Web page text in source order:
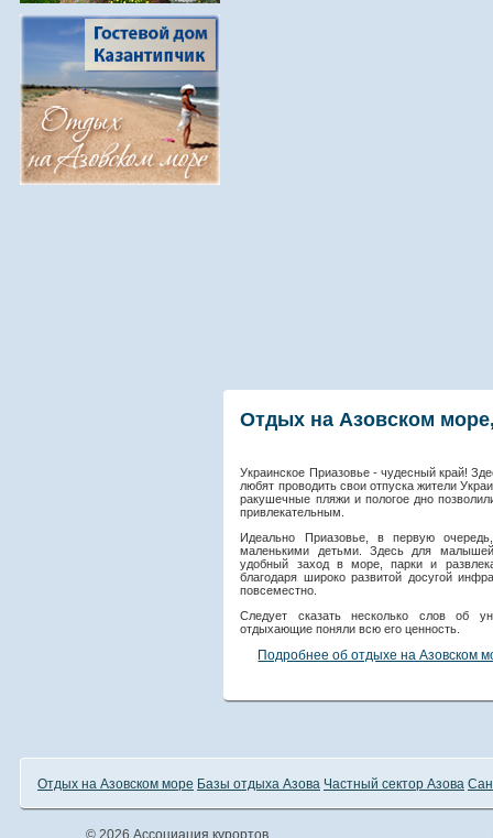
Отдых на Азовском
Украинское Приазовье - чудесный край!
любят проводить свои отпуска жители
ракушечные пляжи и пологое дно
привлекательным.
Идеально Приазовье, в первую
маленькими детьми. Здесь для малышей
удобный заход в море, парки и
благодаря широко развитой досугой
повсеместно.
Следует сказать несколько слов об
отдыхающие поняли всю его ценность.
Подробнее об отдыхе на Азовском
Отдых на Азовском море Базы отдыха Азова Частный сектор Азова
© 2026 Ассоциация курортов